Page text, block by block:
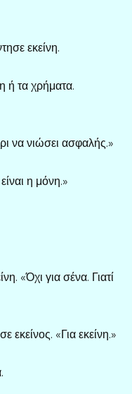
εκείνη.
ή τα χρήματα.
να νιώσει ασφαλής.»
η μόνη.»
«Όχι για σένα. Γιατί
εκείνος. «Για εκείνη.»